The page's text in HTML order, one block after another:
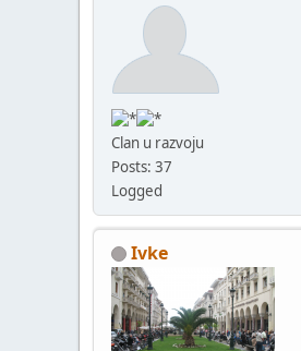
Clan u razvoju
Posts: 37
Logged
Ivke